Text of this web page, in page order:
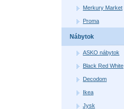
Merkury Market
Proma
Nábytok
ASKO nábytok
Black Red White
Decodom
Ikea
Jysk